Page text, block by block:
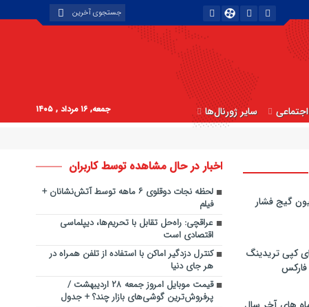
سایر ژورنال‌ها جمعه, ۱۶ مرداد , ۱۴۰۵
گیج فشار
کپی‌ تریدینگ
فارکس
اخبار در حال مشاهده توسط کاربران
لحظه نجات دوقلوی ۶ ماهه توسط آتش‌نشانان +
فیلم
عراقچی: راه‌حل تقابل با تحریم‌ها، دیپلماسی
اقتصادی است
کنترل دزدگیر اماکن با استفاده از تلفن همراه در
هر جای دنیا
قیمت موبایل امروز جمعه ۲۸ اردیبهشت /
پرفروش‌ترین گوشی‌های بازار چند؟ + جدول